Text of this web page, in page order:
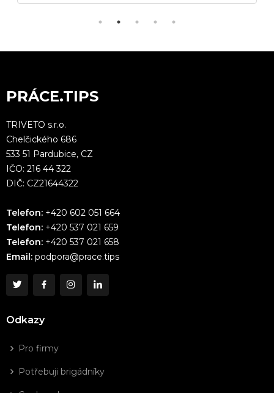
PRÁCE.TIPS
TRIVETO s.r.o.
Chelčického 686
533 51 Pardubice, CZ
IČO: 216 44 322
DIČ: CZ21644322
Telefon: +420 602 051 664
Telefon: +420 537 021 659
Telefon: +420 537 021 658
Email: podpora@prace.tips
Odkazy
Pro firmy
Potřebuji brigádníky